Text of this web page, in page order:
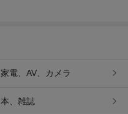
家電、AV、カメラ
本、雑誌